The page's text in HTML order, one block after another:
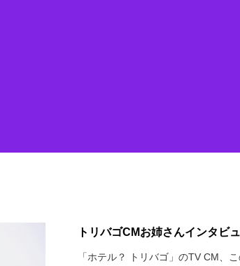
トリバゴCMお姉さんインタビ
「ホテル？ トリバゴ」のTV CM、